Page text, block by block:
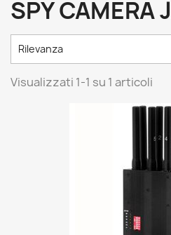
SPY CAMERA
Rilevanza
Visualizzati 1-1 su 1 articoli